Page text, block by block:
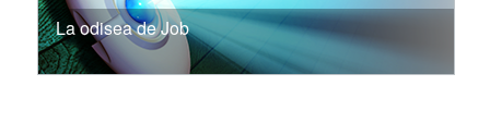
La odisea de Job